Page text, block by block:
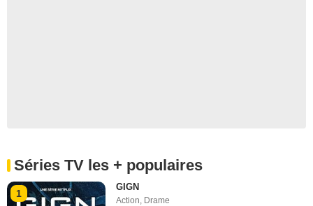
Séries TV les + populaires
1
GIGN
Action Drame